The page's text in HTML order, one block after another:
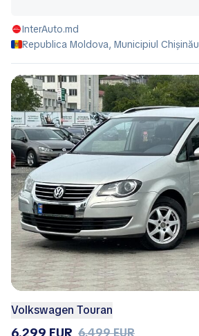
InterAuto.md
Republica Moldova, Municipiul Chișinău
Volkswagen Touran
6.499 EUR